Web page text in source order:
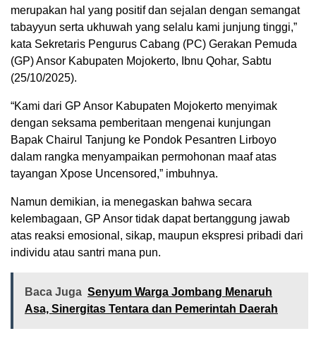
merupakan hal yang positif dan sejalan dengan semangat
tabayyun serta ukhuwah yang selalu kami junjung tinggi,”
kata Sekretaris Pengurus Cabang (PC) Gerakan Pemuda
(GP) Ansor Kabupaten Mojokerto, Ibnu Qohar, Sabtu
(25/10/2025).
“Kami dari GP Ansor Kabupaten Mojokerto menyimak
dengan seksama pemberitaan mengenai kunjungan
Bapak Chairul Tanjung ke Pondok Pesantren Lirboyo
dalam rangka menyampaikan permohonan maaf atas
tayangan Xpose Uncensored,” imbuhnya.
Namun demikian, ia menegaskan bahwa secara
kelembagaan, GP Ansor tidak dapat bertanggung jawab
atas reaksi emosional, sikap, maupun ekspresi pribadi dari
individu atau santri mana pun.
Baca Juga Senyum Warga Jombang Menaruh
Asa, Sinergitas Tentara dan Pemerintah Daerah